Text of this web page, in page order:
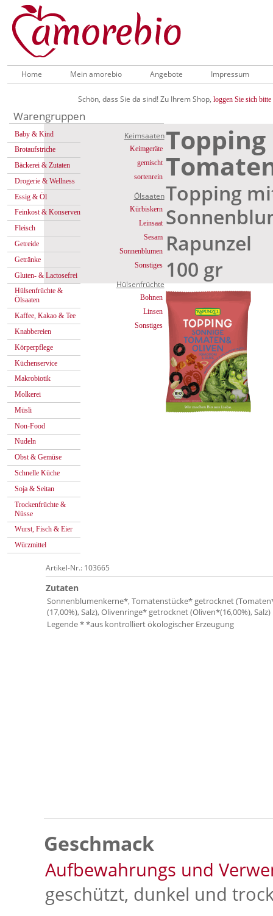
Home Mein amorebio Angebote Impressum
Schön, dass Sie da sind! Zu Ihrem Shop, loggen Sie sich bitte
Warengruppen
Baby & Kind
Brotaufstriche
Bäckerei & Zutaten
Drogerie & Wellness
Essig & Öl
Feinkost & Konserven
Fleisch
Getreide
Getränke
Gluten- & Lactosefrei
Hülsenfrüchte &
Ölsaaten
Kaffee, Kakao & Tee
Knabbereien
Körperpflege
Küchenservice
Makrobiotik
Molkerei
Müsli
Non-Food
Nudeln
Obst & Gemüse
Schnelle Küche
Soja & Seitan
Trockenfrüchte &
Nüsse
Wurst, Fisch & Eier
Würzmittel
Keimsaaten
Keimgeräte
gemischt
sortenrein
Ölsaaten
Kürbiskern
Leinsaat
Sesam
Sonnenblumen
Sonstiges
Hülsenfrüchte
Bohnen
Linsen
Sonstiges
Topping
Topping
Rapunzel
100 gr
Artikel-Nr.: 103665
Zutaten
Sonnenblumenkerne*, Tomatenstücke* getrocknet
(17,00%), Salz), Olivenringe* getrocknet (Oliven*(16,00%), Salz)
Legende * *aus kontrolliert ökologischer Erzeugung
Geschmack
Aufbewahrungs und
geschützt, dunkel und